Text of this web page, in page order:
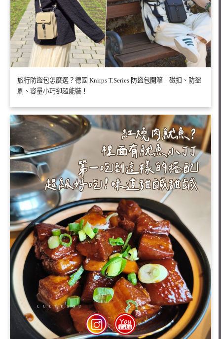
旅行防盜包怎麼選？德國 Knirps T.Series 防盜包開箱｜磁扣、防盜
刷、容量小巧卻超能裝！